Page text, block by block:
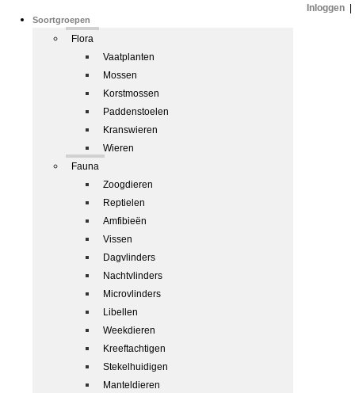
Soortgroepen
Flora
Vaatplanten
Mossen
Korstmossen
Paddenstoelen
Kranswieren
Wieren
Fauna
Zoogdieren
Reptielen
Amfibieën
Vissen
Dagvlinders
Nachtvlinders
Microvlinders
Libellen
Weekdieren
Kreeftachtigen
Stekelhuidigen
Manteldieren
Inloggen